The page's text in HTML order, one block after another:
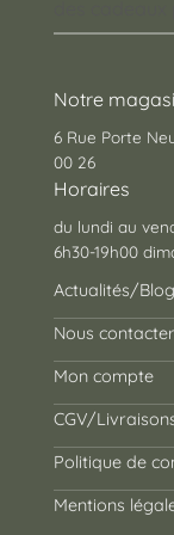
Notre
6 Rue Porte
00 26
Horaires
du lundi au
6h30-19h00
Actualités/
Nous contacter
Mon compte
CGV/
Politique de
Mentions